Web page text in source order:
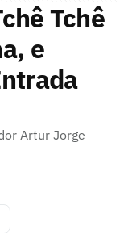
Tchê
e
Artur Jorge